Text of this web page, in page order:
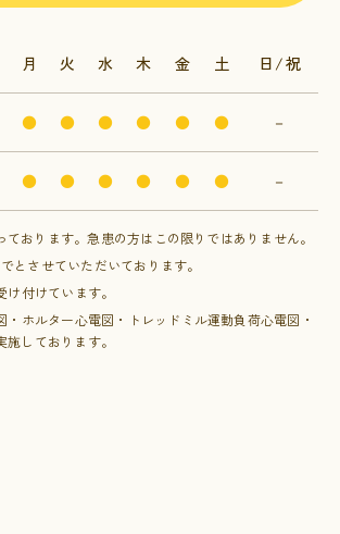
月 火 水 木 金 土 日/祝
● ● ● ● ● ● －
● ● ● ● ● ● －
おります。急患の方はこの限りではありません。
とさせていただいております。
付けています。
ホルター心電図・トレッドミル運動負荷心電図・
しております。